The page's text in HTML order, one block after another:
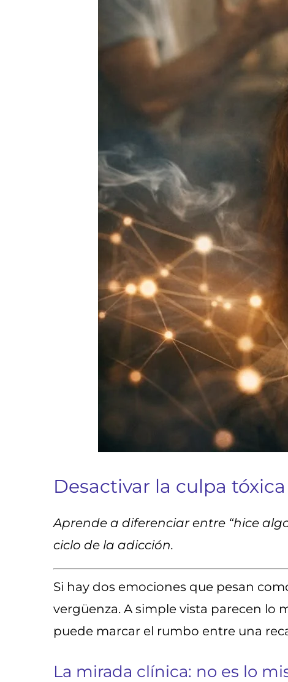
Desactivar la culpa
Aprende a diferenciar entre “hice
ciclo de la adicción.
Si hay dos emociones que pesan
vergüenza. A simple vista parecen lo
puede marcar el rumbo entre una
La mirada clínica: no es lo